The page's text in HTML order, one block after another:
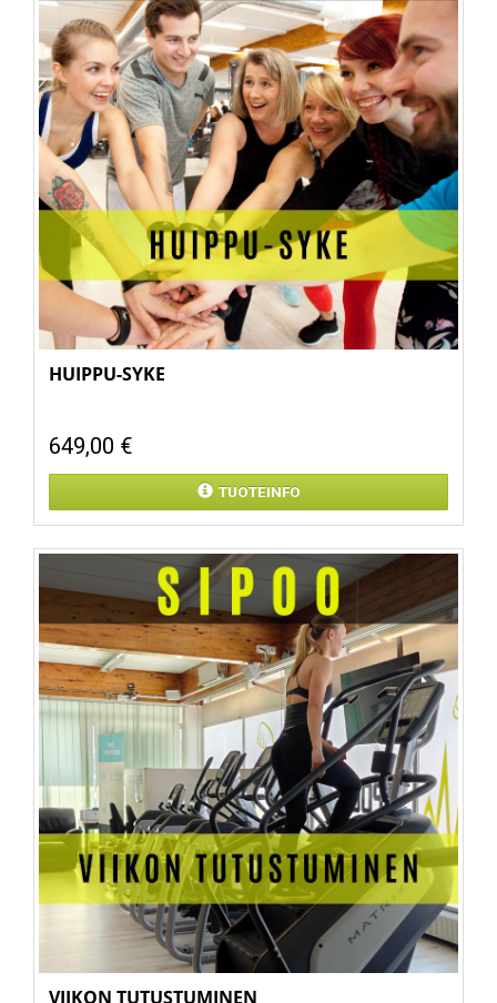
HUIPPU-SYKE
649,00 €
TUOTEINFO
VIIKON TUTUSTUMINEN